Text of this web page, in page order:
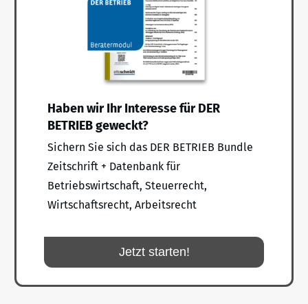
Haben wir Ihr Interesse für DER
BETRIEB geweckt?
Sichern Sie sich das DER BETRIEB Bundle
Zeitschrift + Datenbank für
Betriebswirtschaft, Steuerrecht,
Wirtschaftsrecht, Arbeitsrecht
Jetzt starten!